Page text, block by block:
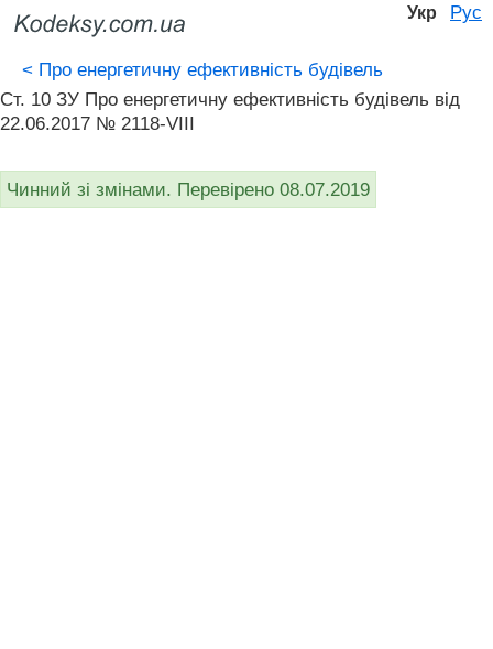
Укр Рус
< Про енергетичну ефективність будівель
Ст. 10 ЗУ Про енергетичну ефективність будівель від
22.06.2017 № 2118-VIII
Чинний зі змінами. Перевірено 08.07.2019